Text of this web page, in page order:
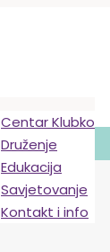
Centar Klubko
Druženje
Edukacija
Savjetovanje
Kontakt i info